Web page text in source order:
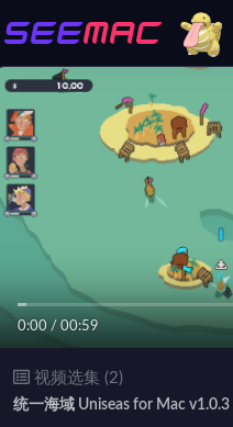
0:00 / 00:59
视频选集 (2)
统一海域 Uniseas for Mac